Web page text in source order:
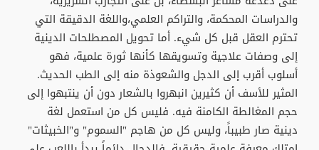
والدراسات المحكمة، والتراكم العلمي،واللغة الدقيقة التي
تحترم العقل قبل كل شيء. أما تحويل المصطلحات الدينية
إلى وصفات علاجية وتسويقها كأنها ثورة علمية، فهو
أسلوب أقرب إلى الدجل والشعوذة منه إلى الطب الحديث.
المثير للأسف أن كثيرين انبهروا بالشعار دون أن ينتبهوا إلى
حجم المغالطة الكامنة فيه. فليس كل من استعمل لغة
دينية صار طبيباً، وليس كل من هاجم "السموم" و"الخبيثات"